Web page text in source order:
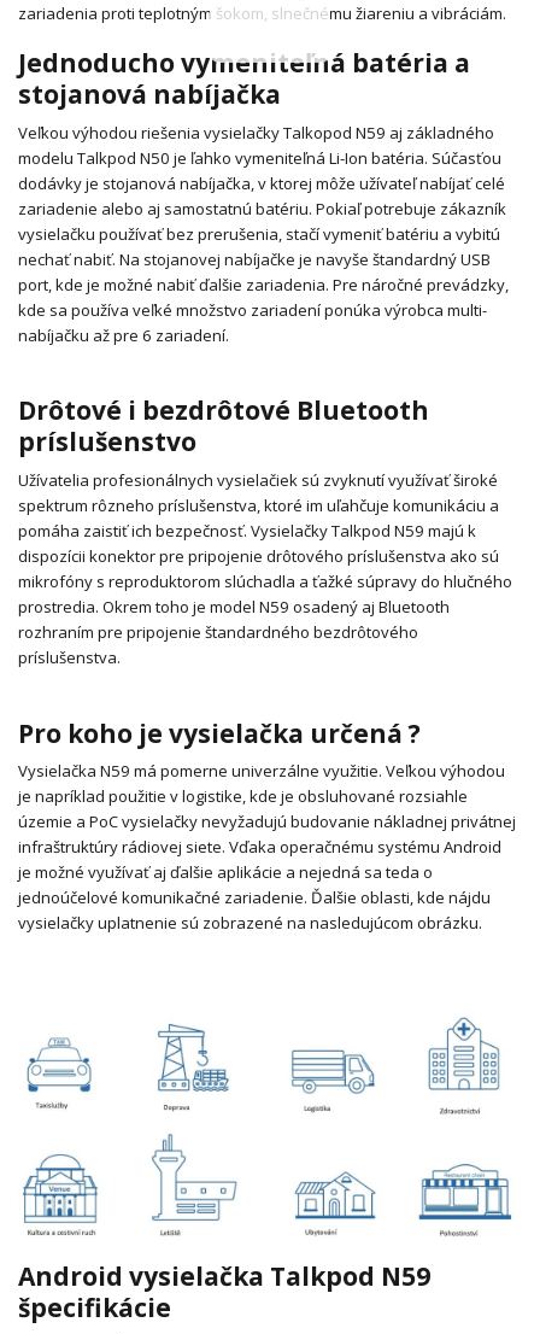
zariadenia proti teplotným šokom, slnečnému žiareniu a vibráciám.
Jednoducho vymeniteľná batéria a
stojanová nabíjačka
Veľkou výhodou riešenia vysielačky Talkopod N59 aj základného
modelu Talkpod N50 je ľahko vymeniteľná Li-Ion batéria. Súčasťou
dodávky je stojanová nabíjačka, v ktorej môže užívateľ nabíjať celé
zariadenie alebo aj samostatnú batériu. Pokiaľ potrebuje zákazník
vysielačku používať bez prerušenia, stačí vymeniť batériu a vybitú
nechať nabiť. Na stojanovej nabíjačke je navyše štandardný USB
port, kde je možné nabiť ďalšie zariadenia. Pre náročné prevádzky,
kde sa používa veľké množstvo zariadení ponúka výrobca multi-
nabíjačku až pre 6 zariadení.
Drôtové i bezdrôtové Bluetooth
príslušenstvo
Užívatelia profesionálnych vysielačiek sú zvyknutí využívať široké
spektrum rôzneho príslušenstva, ktoré im uľahčuje komunikáciu a
pomáha zaistiť ich bezpečnosť. Vysielačky Talkpod N59 majú k
dispozícii konektor pre pripojenie drôtového príslušenstva ako sú
mikrofóny s reproduktorom slúchadla a ťažké súpravy do hlučného
prostredia. Okrem toho je model N59 osadený aj Bluetooth
rozhraním pre pripojenie štandardného bezdrôtového
príslušenstva.
Pro koho je vysielačka určená ?
Vysielačka N59 má pomerne univerzálne využitie. Veľkou výhodou
je napríklad použitie v logistike, kde je obsluhované rozsiahle
územie a PoC vysielačky nevyžadujú budovanie nákladnej privátnej
infraštruktúry rádiovej siete. Vďaka operačnému systému Android
je možné využívať aj ďalšie aplikácie a nejedná sa teda o
jednoúčelové komunikačné zariadenie. Ďalšie oblasti, kde nájdu
vysielačky uplatnenie sú zobrazené na nasledujúcom obrázku.
Android vysielačka Talkpod N59
špecifikácie